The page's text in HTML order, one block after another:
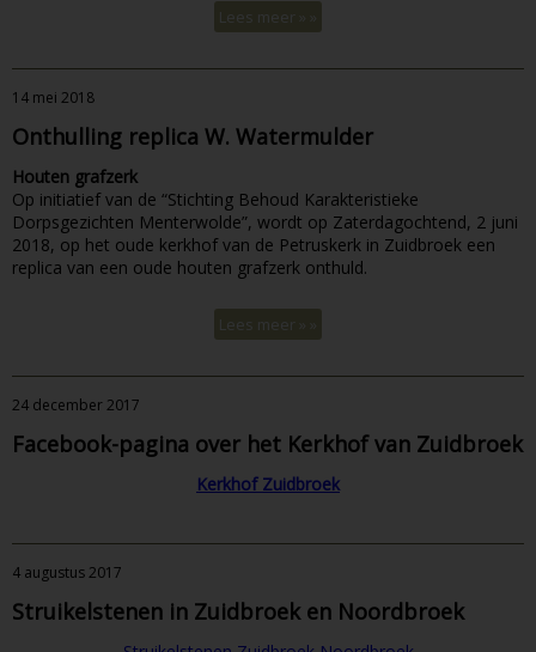
Lees meer » »
14 mei 2018
Onthulling replica W. Watermulder
Houten grafzerk
Op initiatief van de “Stichting Behoud Karakteristieke
Dorpsgezichten Menterwolde”, wordt op Zaterdagochtend, 2 juni
2018, op het oude kerkhof van de Petruskerk in Zuidbroek een
replica van een oude houten grafzerk onthuld.
Lees meer » »
24 december 2017
Facebook-pagina over het Kerkhof van Zuidbroek
Kerkhof Zuidbroek
4 augustus 2017
Struikelstenen in Zuidbroek en Noordbroek